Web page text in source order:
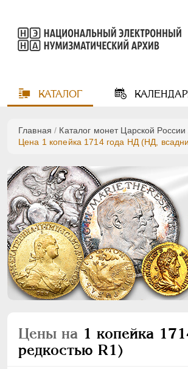
КАТАЛОГ
Главная / Каталог монет Царской России
Цена 1 копейка 1714 года НД (НД,
Цены на 1 копейка
редкостью R1)